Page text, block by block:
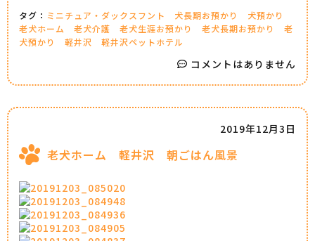
タグ： ミニチュア・ダックスフント 犬長期お預かり
犬預かり
老犬ホーム
老犬介護 老犬生涯お預かり 老犬長期お預かり
老
犬預かり
軽井沢 軽井沢ペットホテル
コメントはありません
老犬ホーム 軽井沢 朝ごはん風景
2019年12月3日